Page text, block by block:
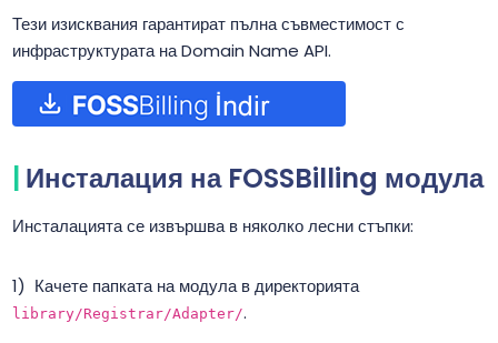
Тези изисквания гарантират пълна съвместимост с
инфраструктурата на Domain Name API.
Инсталация на FOSSBilling модула
Инсталацията се извършва в няколко лесни стъпки:
Качете папката на модула в директорията
library/Registrar/Adapter/.